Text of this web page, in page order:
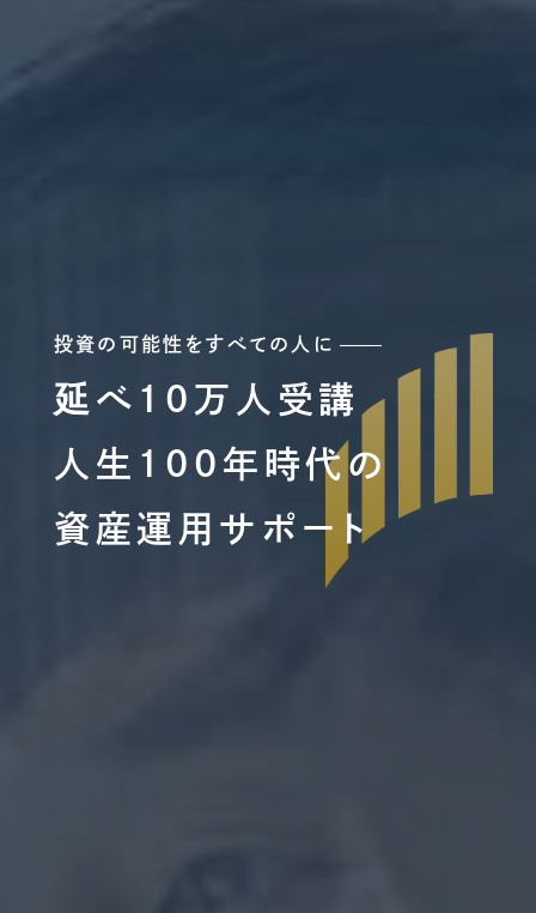
投資の可能性をすべての人に
延べ10万人受講
人生100年時代の
資産運用サポート